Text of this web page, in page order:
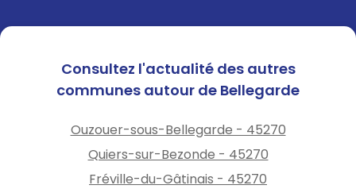
Consultez l'actualité des autres
communes autour de Bellegarde
Ouzouer-sous-Bellegarde - 45270
Quiers-sur-Bezonde - 45270
Fréville-du-Gâtinais - 45270